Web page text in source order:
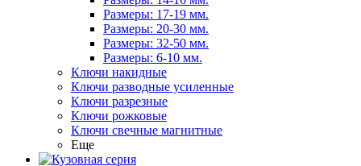
Размеры: 17-19 мм.
Размеры: 20-30 мм.
Размеры: 32-50 мм.
Размеры: 6-10 мм.
Ключи накидные
Ключи разводные усиленные
Ключи разрезные
Ключи рожковые
Ключи свечные магнитные
Еще